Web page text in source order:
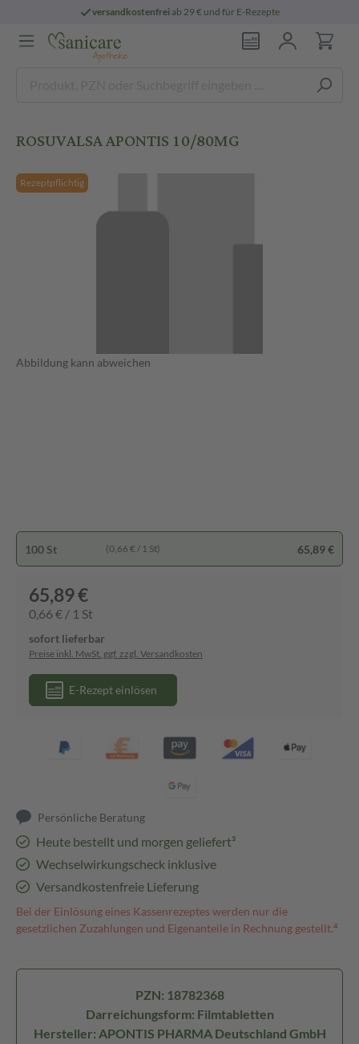
versandkostenfreiab 29 € und für E-Rezepte
ROSUVALSA APONTIS 10/80MG
Rezeptpflichtig
Abbildung kann abweichen
100 St (0,66 € / 1 St) 65,89 €
65,89 €
0,66 € / 1 St
sofort lieferbar
Preise inkl. MwSt. ggf. zzgl. Versandkosten
E-Rezept einlösen
Persönliche Beratung
Heute bestellt und morgen geliefert³
Wechselwirkungscheck inklusive
Versandkostenfreie Lieferung
Bei der Einlösung eines Kassenrezeptes werden nur die
gesetzlichen Zuzahlungen und Eigenanteile in Rechnung gestellt.⁴
PZN: 18782368
Darreichungsform: Filmtabletten
Hersteller: APONTIS PHARMA Deutschland GmbH